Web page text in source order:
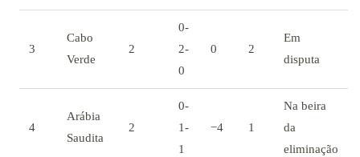
3
Cabo
Verde
2
0-
2-
0
0 2
Em
disputa
4
Arábia
Saudita
2
0-
1-
1
−4 1
Na beira
da
eliminação